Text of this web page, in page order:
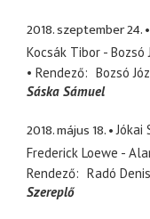
2018. szeptember 24.
Kocsák Tibor - Bozsó
Rendező
Bozsó
Sáska Sámuel
2018. május 18.
Jókai
Frederick Loewe -
Rendező
Radó
Szereplő